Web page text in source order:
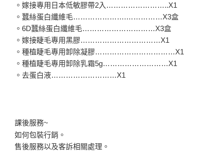
。嫁接專用日本低敏膠帶2入……………………..X1
。蠶絲蛋白纖維毛………………….……………X3盒
。6D蠶絲蛋白纖維毛…………………………X3盒
。嫁接睫毛專用黑膠……………………………X1
。種植睫毛專用卸除凝膠……………………………X1
。種植睫毛專用卸除乳霜5g………………………X1
。去蛋白液………………………X1
課後服務~
如何包裝行銷。
售後服務以及客訴相關處理。